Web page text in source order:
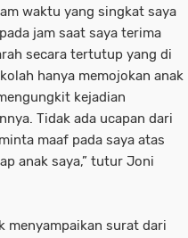
waktu yang singkat saya
jam saat saya terima
secara tertutup yang di
hanya memojokan anak
kejadian
Tidak ada ucapan dari
maaf pada saya atas
anak saya,” tutur Joni
menyampaikan surat dari